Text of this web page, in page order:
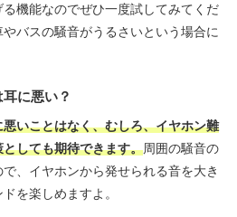
機能なのでぜひ一度試してみてくだ
バスの騒音がうるさいという場合に
に悪い？
いことはなく、むしろ、イヤホン難
しても期待できます。周囲の騒音の
、イヤホンから発せられる音を大き
を楽しめますよ。